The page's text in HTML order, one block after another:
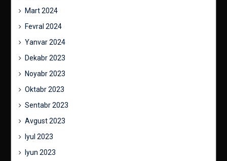
Mart 2024
Fevral 2024
Yanvar 2024
Dekabr 2023
Noyabr 2023
Oktabr 2023
Sentabr 2023
Avgust 2023
Iyul 2023
Iyun 2023